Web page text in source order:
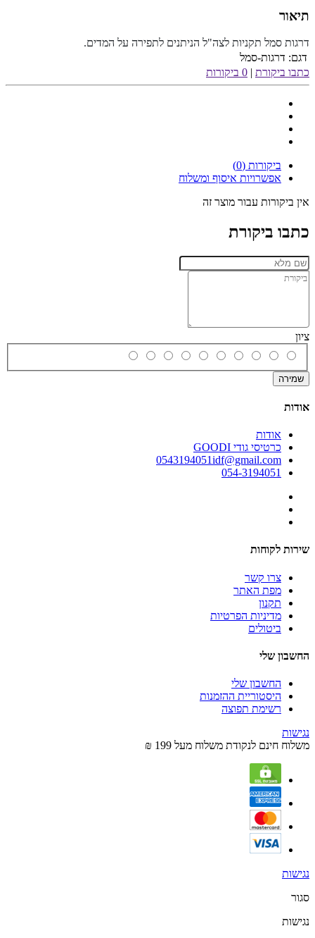
תיאור
דרגות סמל תקניות לצה"ל הניתנים לתפירה על המדים.
דגם: דרגות-סמל
כתבו ביקורת | 0 ביקורות
ביקורות (0)
אפשרויות איסוף ומשלוח
אין ביקורות עבור מוצר זה
כתבו ביקורת
ציון
שמירה
אודות
אודות
כרטיסי גודי GOODI
0543194051idf@gmail.com
054-3194051
שירות לקוחות
צרו קשר
מפת האתר
תקנון
מדיניות הפרטיות
ביטולים
החשבון שלי
החשבון שלי
היסטוריית ההזמנות
רשימת תפוצה
נגישות
משלוח חינם לנקודת משלוח מעל 199 ₪
נגישות
סגור
נגישות